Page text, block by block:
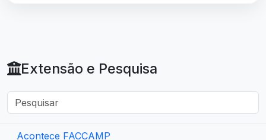
Extensão e Pesquisa
Acontece FACCAMP